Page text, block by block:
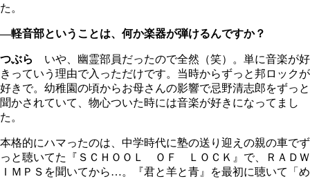
た。
―軽音部ということは、何か楽器が弾けるんですか？
つぶら
いや、幽霊部員だったので全然（笑）。単に音楽が好
きっていう理由で入っただけです。当時からずっと邦ロックが
好きで。幼稚園の頃からお母さんの影響で忌野清志郎をずっと
聞かされていて、物心ついた時には音楽が好きになってまし
た。
本格的にハマったのは、中学時代に塾の送り迎えの親の車でず
っと聴いてた『ＳＣＨＯＯＬ ＯＦ ＬＯＣＫ』で、ＲＡＤＷ
ＩＭＰＳを聞いてから…。『君と羊と青』を最初に聴いて「め